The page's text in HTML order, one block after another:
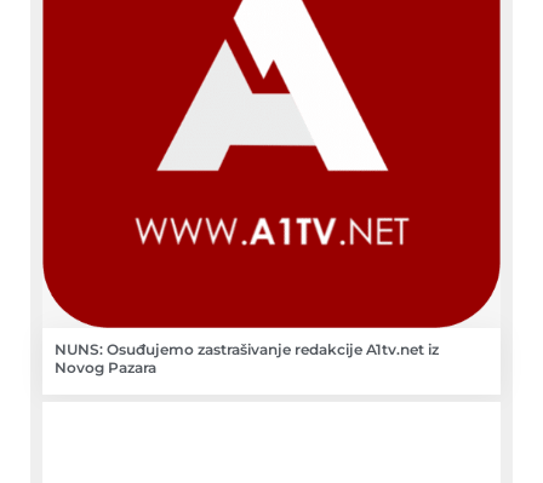
NUNS: Osuđujemo zastrašivanje redakcije A1tv.net iz
Novog Pazara